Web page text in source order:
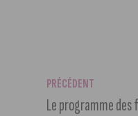
PRÉCÉDENT
Le programme des